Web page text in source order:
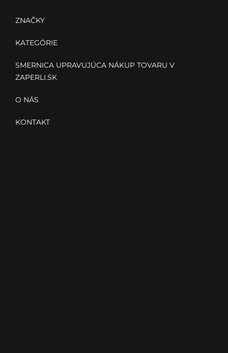
ZNAČKY
KATEGÓRIE
SMERNICA UPRAVUJÚCA NÁKUP TOVARU V
ZAPERLI.SK
O NÁS
KONTAKT